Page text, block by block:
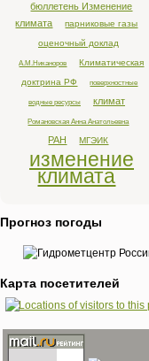
бюллетень Изменение
климата
парниковые газы
оценочный доклад
А.М.Никаноров
Климатическая
доктрина РФ
поверхностные
водные ресурсы климат
Романовская Анна Анатольевна
РАН МГЭИК
изменение
климата
Прогноз погоды
Карта посетителей